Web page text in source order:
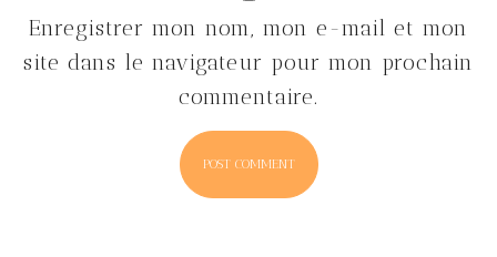
Enregistrer mon nom, mon e-mail et mon
site dans le navigateur pour mon prochain
commentaire.